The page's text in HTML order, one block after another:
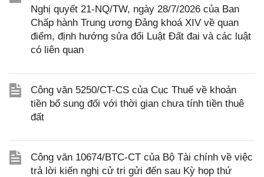
Nghị quyết 21-NQ/TW, ngày 28/7/2026 của Ban
Chấp hành Trung ương Đảng khoá XIV về quan
điểm, định hướng sửa đổi Luật Đất đai và các luật
có liên quan
Công văn 5250/CT-CS của Cục Thuế về khoản
tiền bổ sung đối với thời gian chưa tính tiền thuê
đất
Công văn 10674/BTC-CT của Bộ Tài chính về việc
trả lời kiến nghị cử tri gửi đến sau Kỳ họp thứ